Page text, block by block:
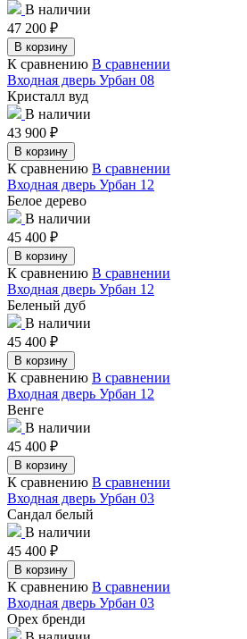
В наличии
47 200 ₽
В корзину
К сравнению В сравнении
Входная дверь Урбан 08
Кристалл вуд
В наличии
43 900 ₽
В корзину
К сравнению В сравнении
Входная дверь Урбан 12
Белое дерево
В наличии
45 400 ₽
В корзину
К сравнению В сравнении
Входная дверь Урбан 12
Беленый дуб
В наличии
45 400 ₽
В корзину
К сравнению В сравнении
Входная дверь Урбан 12
Венге
В наличии
45 400 ₽
В корзину
К сравнению В сравнении
Входная дверь Урбан 03
Сандал белый
В наличии
45 400 ₽
В корзину
К сравнению В сравнении
Входная дверь Урбан 03
Орех бренди